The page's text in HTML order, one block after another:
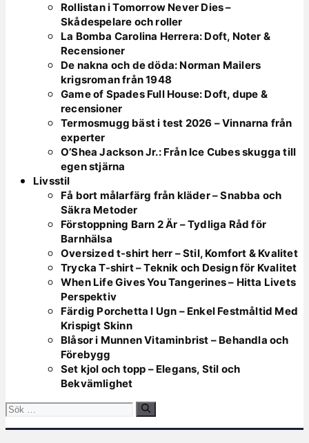
Rollistan i Tomorrow Never Dies –
Skådespelare och roller
La Bomba Carolina Herrera: Doft, Noter &
Recensioner
De nakna och de döda: Norman Mailers
krigsroman från 1948
Game of Spades Full House: Doft, dupe &
recensioner
Termosmugg bäst i test 2026 – Vinnarna från
experter
O’Shea Jackson Jr.: Från Ice Cubes skugga till
egen stjärna
Livsstil
Få bort målarfärg från kläder – Snabba och
Säkra Metoder
Förstoppning Barn 2 Är – Tydliga Råd för
Barnhälsa
Oversized t-shirt herr – Stil, Komfort & Kvalitet
Trycka T-shirt – Teknik och Design för Kvalitet
When Life Gives You Tangerines – Hitta Livets
Perspektiv
Färdig Porchetta I Ugn – Enkel Festmåltid Med
Krispigt Skinn
Blåsor i Munnen Vitaminbrist – Behandla och
Förebygg
Set kjol och topp – Elegans, Stil och
Bekvämlighet
Sök